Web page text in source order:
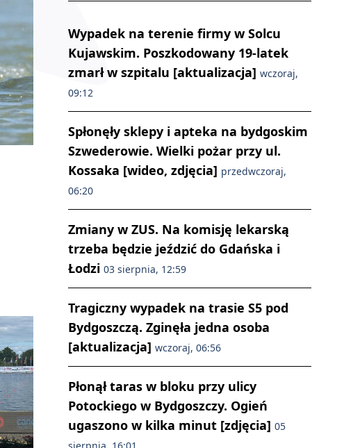
Wypadek na terenie firmy w Solcu
Kujawskim. Poszkodowany 19-latek
zmarł w szpitalu [aktualizacja] wczoraj,
09:12
Spłonęły sklepy i apteka na bydgoskim
Szwederowie. Wielki pożar przy ul.
Kossaka [wideo, zdjęcia] przedwczoraj,
06:20
Zmiany w ZUS. Na komisję lekarską
trzeba będzie jeździć do Gdańska i
Łodzi 03 sierpnia, 12:59
Tragiczny wypadek na trasie S5 pod
Bydgoszczą. Zginęła jedna osoba
[aktualizacja] wczoraj, 06:56
Płonął taras w bloku przy ulicy
Potockiego w Bydgoszczy. Ogień
ugaszono w kilka minut [zdjęcia] 05